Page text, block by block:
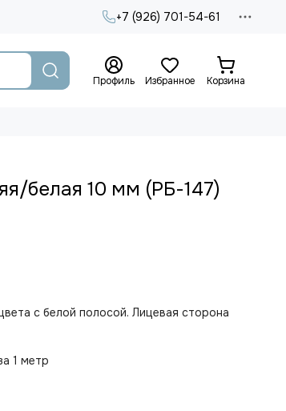
+7 (926) 701-54-61
Профиль Избранное Корзина
белая 10 мм (РБ-147)
с белой полосой. Лицевая сторона
1 метр